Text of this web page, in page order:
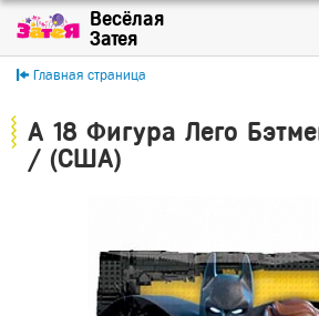
Главная страница
A 18 Фигура Лего
/ (США)